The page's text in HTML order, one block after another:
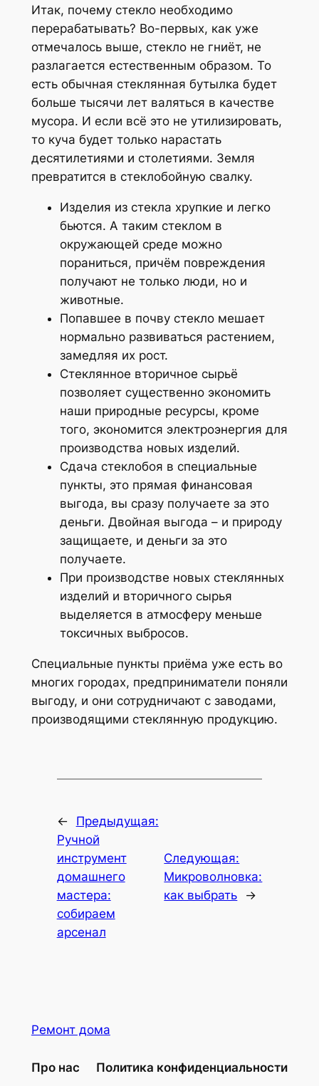
Итак, почему стекло необходимо
перерабатывать? Во-первых, как уже
отмечалось выше, стекло не гниёт, не
разлагается естественным образом. То
есть обычная стеклянная бутылка будет
больше тысячи лет валяться в качестве
мусора. И если всё это не утилизировать,
то куча будет только нарастать
десятилетиями и столетиями. Земля
превратится в стеклобойную свалку.
Изделия из стекла хрупкие и легко
бьются. А таким стеклом в
окружающей среде можно
пораниться, причём повреждения
получают не только люди, но и
животные.
Попавшее в почву стекло мешает
нормально развиваться растением,
замедляя их рост.
Стеклянное вторичное сырьё
позволяет существенно экономить
наши природные ресурсы, кроме
того, экономится электроэнергия для
производства новых изделий.
Сдача стеклобоя в специальные
пункты, это прямая финансовая
выгода, вы сразу получаете за это
деньги. Двойная выгода – и природу
защищаете, и деньги за это
получаете.
При производстве новых стеклянных
изделий и вторичного сырья
выделяется в атмосферу меньше
токсичных выбросов.
Специальные пункты приёма уже есть во
многих городах, предприниматели поняли
выгоду, и они сотрудничают с заводами,
производящими стеклянную продукцию.
←
Предыдущая:
Ручной
инструмент
домашнего
мастера:
собираем
арсенал
Следующая:
Микроволновка:
как выбрать
→
Ремонт дома
Про нас Политика конфиденциальности